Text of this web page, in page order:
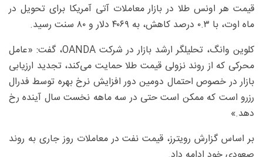
قیمت هر اونس طلا در بازار معاملات آتی آمریکا برای تحویل در
ماه اوت، با ۰.۳ درصد کاهش، به ۴۰۶۹ دلار و ۸۰ سنت رسید.
کلوین وانگ، تحلیلگر ارشد بازار در شرکت OANDA، گفت: «عامل
محرکی که از روند نزولی قیمت طلا حمایت می‌کند، تجدید ارزیابی
بازار در خصوص احتمال دومین دور افزایش نرخ بهره توسط فدرال
رزرو است که ممکن است حتی در سه ‌ماهه نخست سال آینده رخ
دهد.»
بر اساس گزارش رویترز، قیمت نفت در معاملات روز جاری به روند